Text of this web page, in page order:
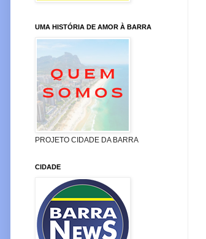
UMA HISTÓRIA DE AMOR À BARRA
PROJETO CIDADE DA BARRA
CIDADE